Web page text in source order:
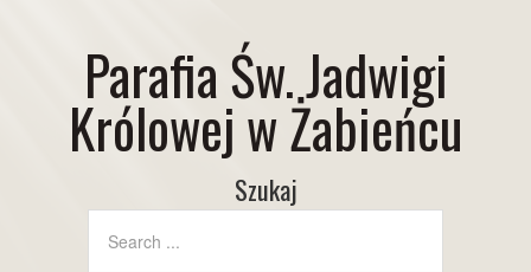
Parafia Św. Jadwigi
Królowej w Żabieńcu
Szukaj